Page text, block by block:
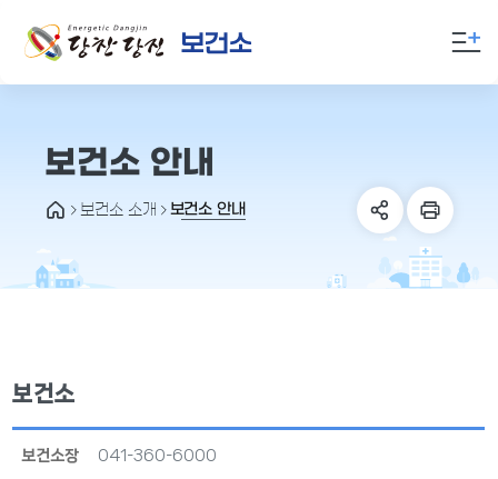
보건소 안내
보건소 소개 보건소 안내
보건소
보건소장 041-360-6000
세